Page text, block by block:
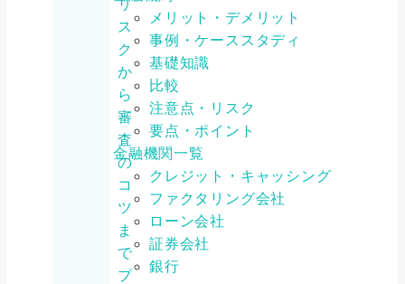
リ
ス
ク
か
ら
審
査
の
コ
ツ
ま
で
プ
メリット・デメリット
事例・ケーススタディ
基礎知識
比較
注意点・リスク
要点・ポイント
金融機関一覧
クレジット・キャッシング
ファクタリング会社
ローン会社
証券会社
銀行